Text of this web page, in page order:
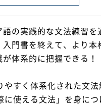
語の実践的な文法練習
門書を終えて、より本
体系的に把握できる！
やすく体系化された文法
に使える文法」を身に